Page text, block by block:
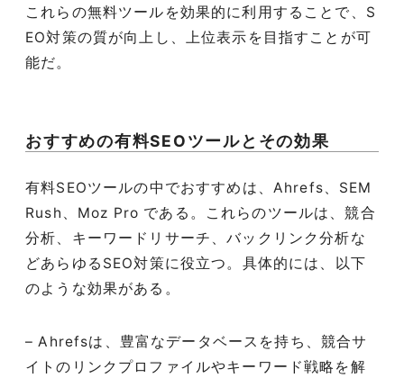
これらの無料ツールを効果的に利用することで、S
EO対策の質が向上し、上位表示を目指すことが可
能だ。
おすすめの有料SEOツールとその効果
有料SEOツールの中でおすすめは、Ahrefs、SEM
Rush、Moz Pro である。これらのツールは、競合
分析、キーワードリサーチ、バックリンク分析な
どあらゆるSEO対策に役立つ。具体的には、以下
のような効果がある。
– Ahrefsは、豊富なデータベースを持ち、競合サ
イトのリンクプロファイルやキーワード戦略を解